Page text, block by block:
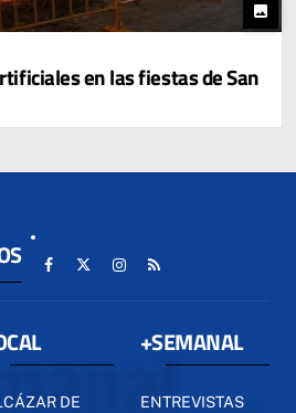
photo
en las fiestas de San
DE
+SEMANAL
ENTREVISTAS